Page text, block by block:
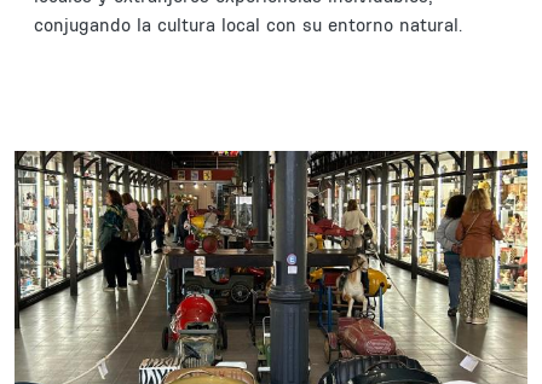
conjugando la cultura local con su entorno natural.